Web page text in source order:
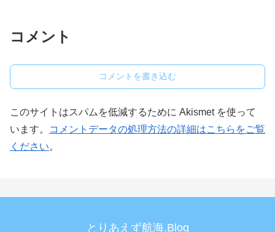
コメント
コメントを書き込む
このサイトはスパムを低減するために Akismet を使って
います。
コメントデータの処理方法の詳細はこちらをご覧
ください。
とりあえず航海.Blog